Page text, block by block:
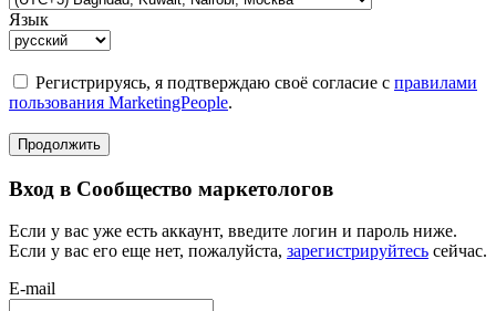
Язык
Регистрируясь, я подтверждаю своё согласие с правилами
пользования MarketingPeople.
Продолжить
Вход в Сообщество маркетологов
Если у вас уже есть аккаунт, введите логин и пароль ниже.
Если у вас его еще нет, пожалуйста, зарегистрируйтесь сейчас.
E-mail